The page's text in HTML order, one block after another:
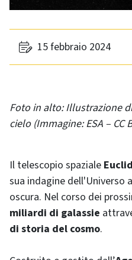
15 febbraio 2024
Foto in alto: Illustrazione
cielo (Immagine: ESA – CC
Il telescopio spaziale Euclid
sua indagine dell'Universo
oscura. Nel corso dei
miliardi di galassie
di storia del cosmo.